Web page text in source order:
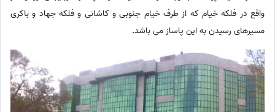
واقع در فلکه خیام که از طرف خیام جنوبی و کاشانی و فلکه جهاد و باکری
مسیرهای رسیدن به این پاساز می باشد.